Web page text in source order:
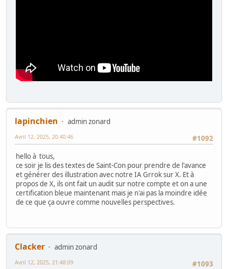
lapinchien
admin zonard
#1092
Avril 12, 2025, 20:40:46
hello à tous,
ce soir je lis des textes de Saint-Con pour prendre de l'avance
et générer des illustration avec notre IA Grrok sur X. Et à
propos de X, ils ont fait un audit sur notre compte et on a une
certification bleue maintenant mais je n'ai pas la moindre idée
de ce que ça ouvre comme nouvelles perspectives.
Clacker
admin zonard
#1093
Avril 12, 2025, 21:48:09